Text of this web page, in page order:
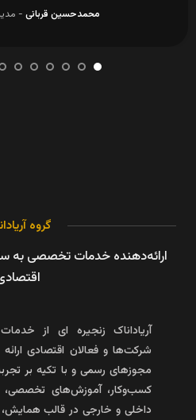
محمدحسین قربانی
گروه
ارائه‌دهنده خدمات تخصصی به
آریاداناک زنجیره ای از
شرکت‌‌ها و فعالان اقتصادی
مجوزهای رسمی و با تکیه بر
کسب‌وکار، آموزش‌های تخصصی،
داخلی و خارجی در قالب